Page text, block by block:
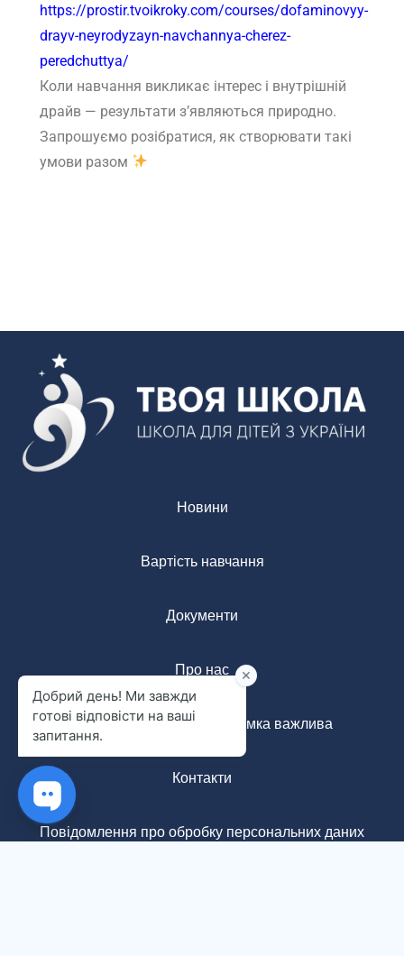
https://prostir.tvoikroky.com/courses/dofaminovyy-
drayv-neyrodyzayn-navchannya-cherez-
peredchuttya/
Коли навчання викликає інтерес і внутрішній
драйв — результати з’являються природно.
Запрошуємо розібратися, як створювати такі
умови разом
Новини
Вартість навчання
Документи
Про нас
Анонімна форма: ваша думка важлива
Контакти
Повідомлення про обробку персональних даних